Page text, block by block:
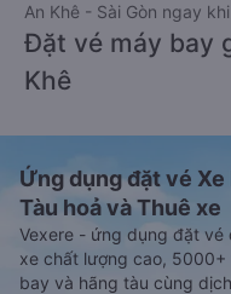
An Khê - Sài Gòn ngay
Đặt vé máy bay
Khê
Ứng dụng đặt vé Xe
Tàu hoả và Thuê xe
Vexere - ứng dụng đặt
xe chất lượng cao,
bay và hãng tàu cùng